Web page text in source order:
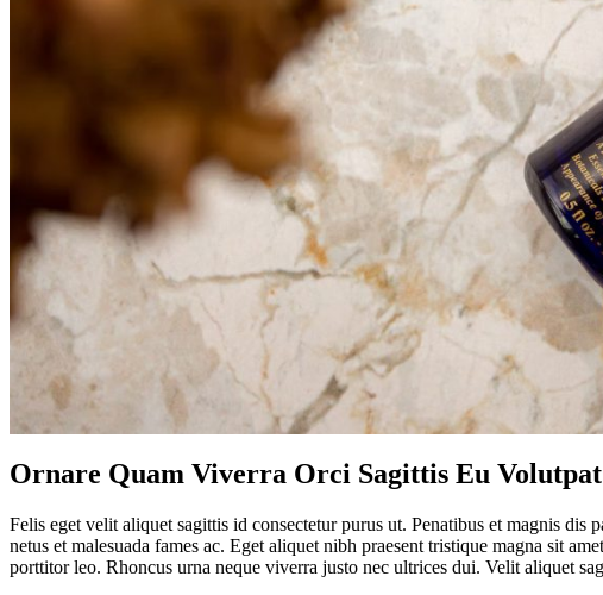
Ornare Quam Viverra Orci Sagittis Eu
Felis eget velit aliquet sagittis id consectetur purus ut. Penatibus et magnis dis
netus et malesuada fames ac. Eget aliquet nibh praesent tristique magna sit
porttitor leo. Rhoncus urna neque viverra justo nec ultrices dui. Velit aliquet